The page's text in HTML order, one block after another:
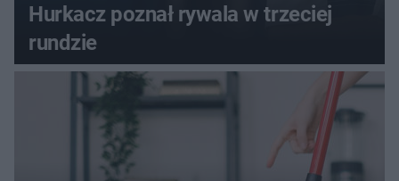
Hurkacz poznał rywala w trzeciej
rundzie